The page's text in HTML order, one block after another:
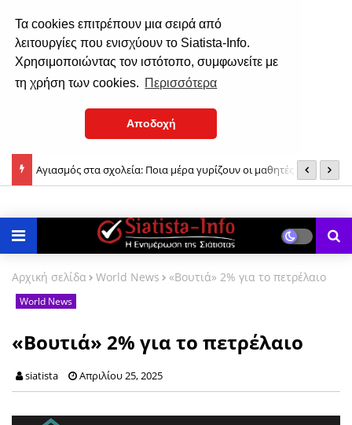
Τα cookies επιτρέπουν μια σειρά από
λειτουργίες που ενισχύουν το Siatista-Info.
Χρησιμοποιώντας τον ιστότοπο, συμφωνείτε με
τη χρήση των cookies. Περισσότερα
Αποδοχή
Αγιασμός στα σχολεία: Ποια μέρα γυρίζουν οι μαθητές στα
Αρχική σελίδα World News «Βουτιά» 2% για το πετρέλαιο
World News
«Βουτιά» 2% για το πετρέλαιο
siatista Απριλίου 25, 2025